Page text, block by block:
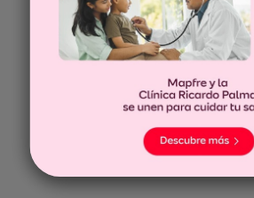
• Delivery de medicinas FARMAPFRE
• Prótesis internas quirúrgicamente
cobertura hasta S/. 10,000 (diez mil)